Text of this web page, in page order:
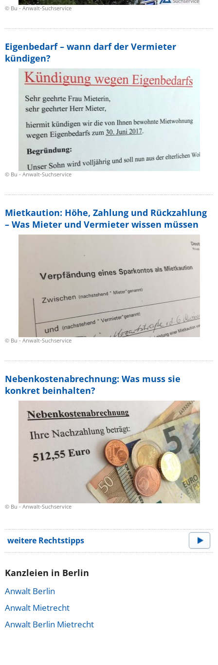
© Bu - Anwalt-Suchservice
© Bu - Anwalt-Suchservice
Eigenbedarf – wann darf der Vermieter
kündigen?
© Bu - Anwalt-Suchservice
Mietkaution: Höhe, Zahlung und Rückzahlung
– Was Mieter und Vermieter wissen müssen
© Bu - Anwalt-Suchservice
Nebenkostenabrechnung: Was muss sie
konkret beinhalten?
weitere Rechtstipps
Kanzleien in Berlin
Anwalt Berlin
Anwalt Mietrecht
Anwalt Berlin Mietrecht